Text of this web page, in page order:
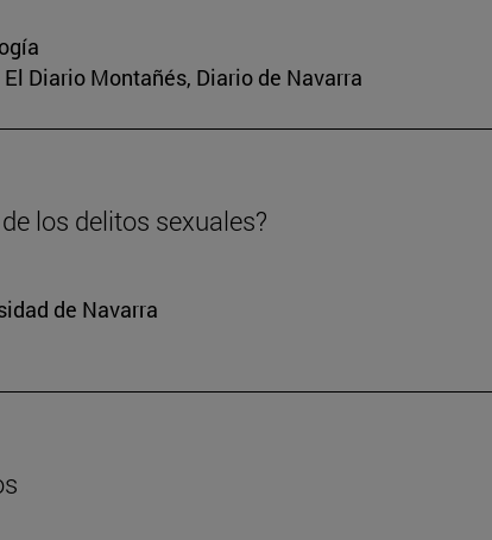
Diario Montañés, Diario de Navarra
los delitos sexuales?
de Navarra